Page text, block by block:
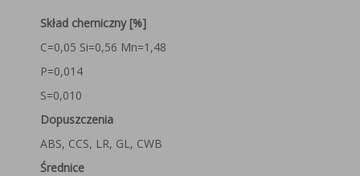
Skład chemiczny [%]
C=0,05 Si=0,56 Mn=1,48
P=0,014
S=0,010
Dopuszczenia
ABS, CCS, LR, GL, CWB
Średnice